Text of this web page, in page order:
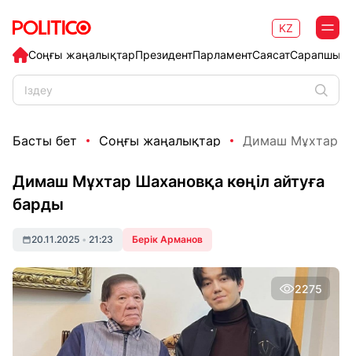
Соңғы жаңалықтарПрезидентПарламентСаясат
KZ
Басты бет Соңғы жаңалықтар Димаш Мұхтар
Димаш Мұхтар Шахановқа көңіл айтуға
барды
20.11.2025 • 21:23 Берік Арманов
2275